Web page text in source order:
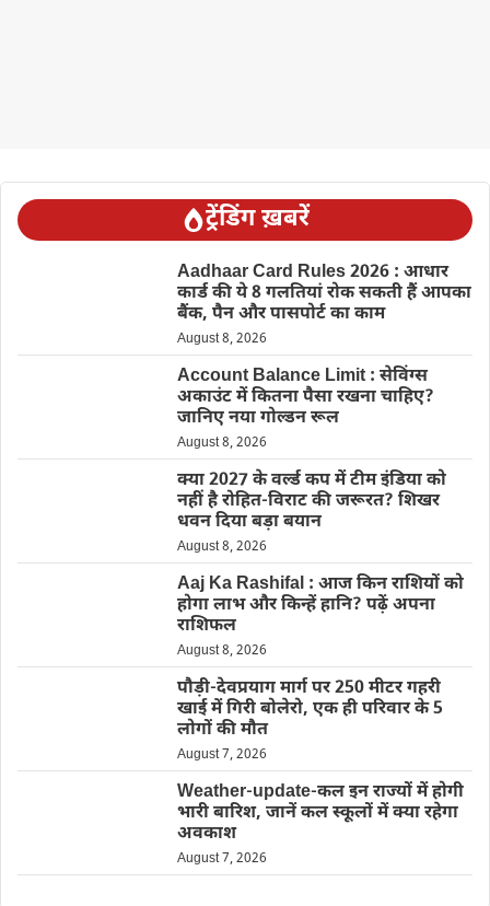
ट्रेंडिंग ख़बरें
Aadhaar Card Rules 2026 : आधार
कार्ड की ये 8 गलतियां रोक सकती हैं आपका
बैंक, पैन और पासपोर्ट का काम
August 8, 2026
Account Balance Limit : सेविंग्स
अकाउंट में कितना पैसा रखना चाहिए?
जानिए नया गोल्डन रूल
August 8, 2026
क्या 2027 के वर्ल्ड कप में टीम इंडिया को
नहीं है रोहित-विराट की जरूरत? शिखर
धवन दिया बड़ा बयान
August 8, 2026
Aaj Ka Rashifal : आज किन राशियों को
होगा लाभ और किन्हें हानि? पढ़ें अपना
राशिफल
August 8, 2026
पौड़ी-देवप्रयाग मार्ग पर 250 मीटर गहरी
खाई में गिरी बोलेरो, एक ही परिवार के 5
लोगों की मौत
August 7, 2026
Weather-update-कल इन राज्यों में होगी
भारी बारिश, जानें कल स्कूलों में क्या रहेगा
अवकाश
August 7, 2026